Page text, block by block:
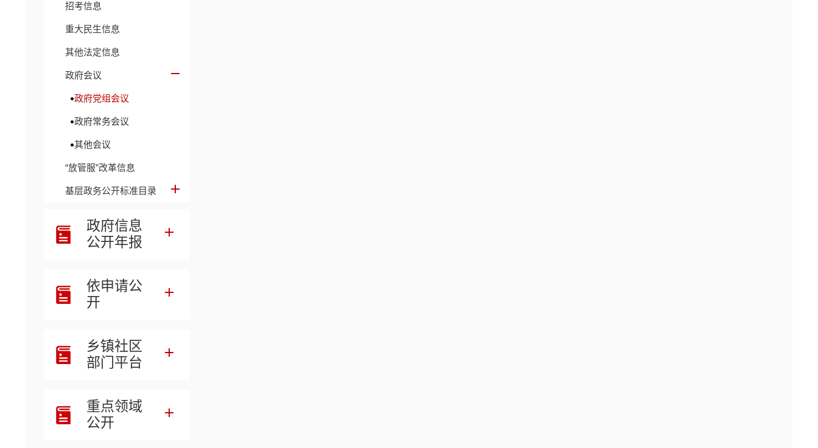
招考信息
重大民生信息
其他法定信息
政府会议
政府党组会议
政府常务会议
其他会议
“放管服”改革信息
基层政务公开标准目录
政府信息
公开年报
依申请公
开
乡镇社区
部门平台
重点领域
公开